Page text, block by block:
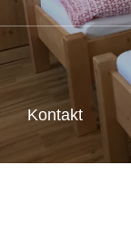
mehr erfahren
Kontakt